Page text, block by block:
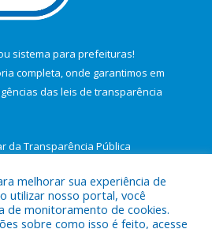
sistema para prefeituras!
completa, onde garantimos em
das leis de transparência
da Transparência Pública
melhorar sua experiência de
utilizar nosso portal, você
de monitoramento de cookies.
sobre como isso é feito, acesse